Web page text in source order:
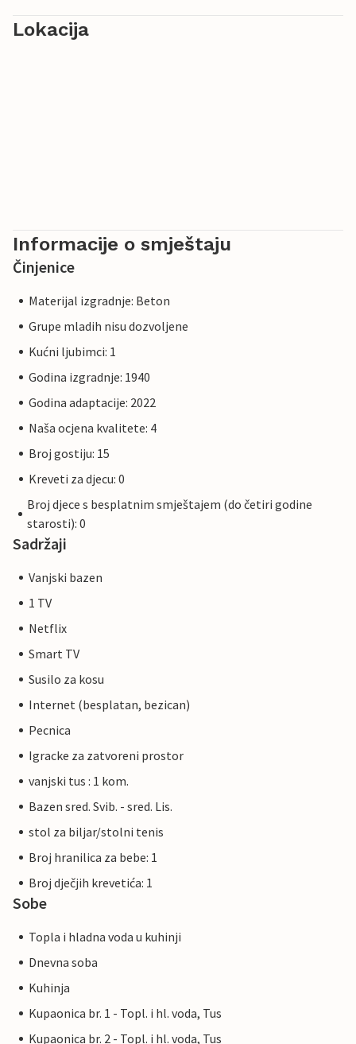
Lokacija
Informacije o smještaju
Činjenice
Materijal izgradnje: Beton
Grupe mladih nisu dozvoljene
Kućni ljubimci: 1
Godina izgradnje: 1940
Godina adaptacije: 2022
Naša ocjena kvalitete: 4
Broj gostiju: 15
Kreveti za djecu: 0
Broj djece s besplatnim smještajem (do četiri godine
starosti): 0
Sadržaji
Vanjski bazen
1 TV
Netflix
Smart TV
Susilo za kosu
Internet (besplatan, bezican)
Pecnica
Igracke za zatvoreni prostor
vanjski tus : 1 kom.
Bazen sred. Svib. - sred. Lis.
stol za biljar/stolni tenis
Broj hranilica za bebe: 1
Broj dječjih krevetića: 1
Sobe
Topla i hladna voda u kuhinji
Dnevna soba
Kuhinja
Kupaonica br. 1 - Topl. i hl. voda, Tus
Kupaonica br. 2 - Topl. i hl. voda, Tus